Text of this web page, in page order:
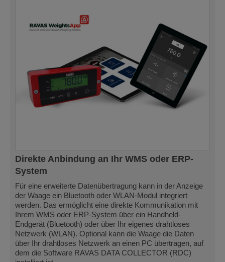
Direkte Anbindung an Ihr WMS oder ERP-
System
Für eine erweiterte Datenübertragung kann in der Anzeige
der Waage ein Bluetooth oder WLAN-Modul integriert
werden. Das ermöglicht eine direkte Kommunikation mit
Ihrem WMS oder ERP-System über ein Handheld-
Endgerät (Bluetooth) oder über Ihr eigenes drahtloses
Netzwerk (WLAN). Optional kann die Waage die Daten
über Ihr drahtloses Netzwerk an einen PC übertragen, auf
dem die Software RAVAS DATA COLLECTOR (RDC)